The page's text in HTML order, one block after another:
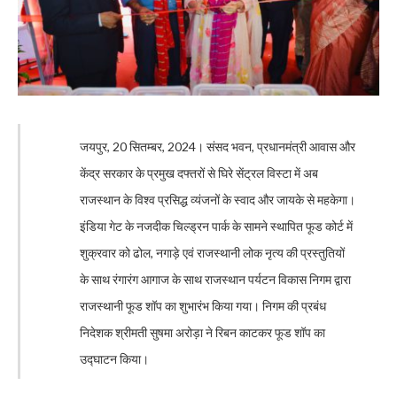
जयपुर, 20 सितम्बर, 2024। संसद भवन, प्रधानमंत्री आवास और
केंद्र सरकार के प्रमुख दफ्तरों से घिरे सेंट्रल विस्टा में अब
राजस्थान के विश्व प्रसिद्ध व्यंजनों के स्वाद और जायके से महकेगा।
इंडिया गेट के नजदीक चिल्ड्रन पार्क के सामने स्थापित फूड कोर्ट में
शुक्रवार को ढोल, नगाड़े एवं राजस्थानी लोक नृत्य की प्रस्तुतियों
के साथ रंगारंग आगाज के साथ राजस्थान पर्यटन विकास निगम द्वारा
राजस्थानी फूड शॉप का शुभारंभ किया गया। निगम की प्रबंध
निदेशक श्रीमती सुषमा अरोड़ा ने रिबन काटकर फूड शॉप का
उद्घाटन किया।